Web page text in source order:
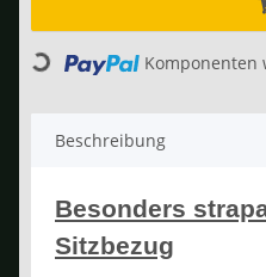
Loading... Komponenten
Beschreibung
Besonders
Sitzbezug